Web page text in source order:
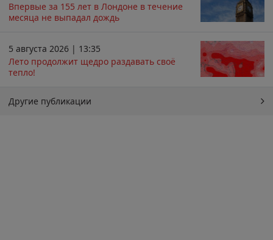
Впервые за 155 лет в Лондоне в течение
месяца не выпадал дождь
5 августа 2026 | 13:35
Лето продолжит щедро раздавать своё
тепло!
Другие публикации